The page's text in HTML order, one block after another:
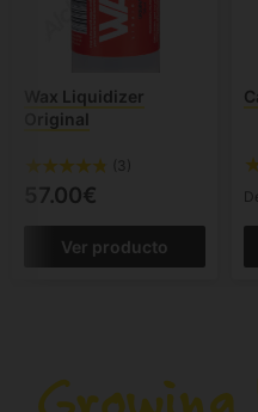
Wax Liquidizer
Original
(3)
57.00€
Ver producto